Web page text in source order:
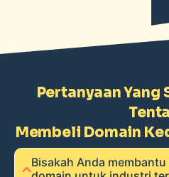
Pertanyaan Yang
Membeli Domain
Bisakah Anda